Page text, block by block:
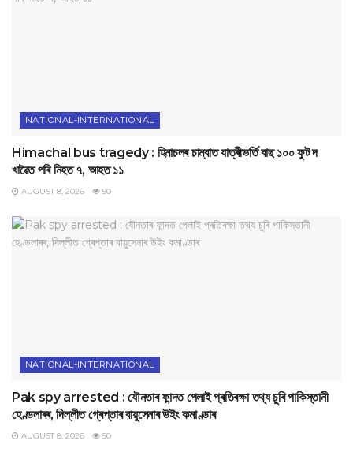
NATIONAL-INTERNATIONAL
Himachal bus tragedy : হিমাচলৰ চাম্বাত যাত্ৰীভৰ্তি বাছ ১০০ ফুট দ
খাৱৈত পৰি নিহত ৭, আহত ১১
AUGUST 8, 2026 50
NATIONAL-INTERNATIONAL
Pak spy arrested : যৌনতাৰ ফান্দত পেলাই প্ৰতিৰক্ষা তথ্য চুৰি পাকিস্তানী
হেণ্ডলাৰৰ, দিল্লীত গ্ৰেপ্তাৰ বায়ুসেনাৰ উইং কমাণ্ডাৰ
AUGUST 8, 2026 50